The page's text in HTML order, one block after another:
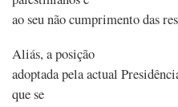
ao seu não cumprimento das
Aliás, a posição
adoptada pela actual
que se